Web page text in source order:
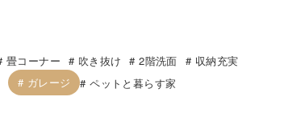
畳コーナー 吹き抜け 2階洗面
収納充実
ガレージ
ペットと暮らす家